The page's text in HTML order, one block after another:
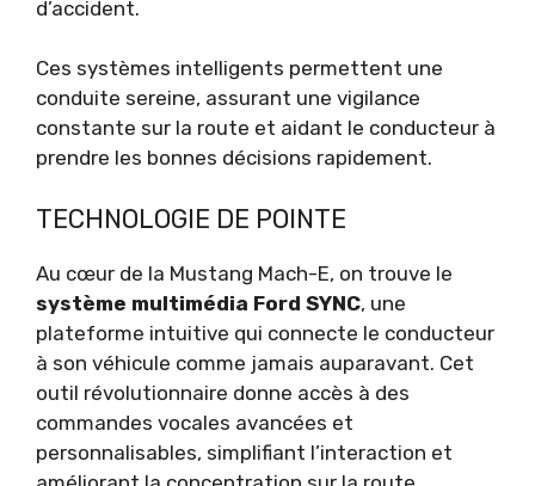
d’accident.
Ces systèmes intelligents permettent une
conduite sereine, assurant une vigilance
constante sur la route et aidant le conducteur à
prendre les bonnes décisions rapidement.
TECHNOLOGIE DE POINTE
Au cœur de la Mustang Mach-E, on trouve le
système multimédia Ford SYNC, une
plateforme intuitive qui connecte le conducteur
à son véhicule comme jamais auparavant. Cet
outil révolutionnaire donne accès à des
commandes vocales avancées et
personnalisables, simplifiant l’interaction et